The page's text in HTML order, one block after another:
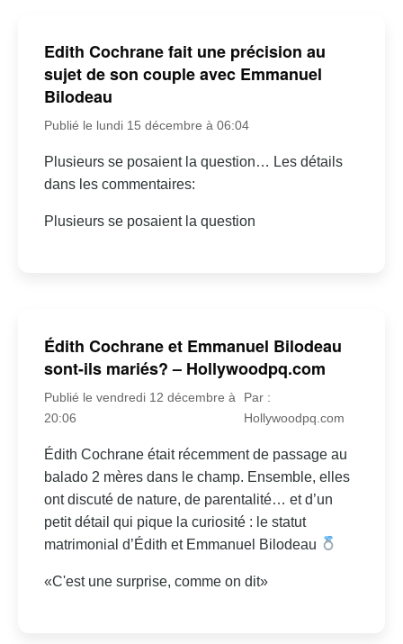
Edith Cochrane fait une précision au
sujet de son couple avec Emmanuel
Bilodeau
Publié le lundi 15 décembre à 06:04
Plusieurs se posaient la question… Les détails
dans les commentaires:
Plusieurs se posaient la question
Édith Cochrane et Emmanuel Bilodeau
sont-ils mariés? – Hollywoodpq.com
Publié le vendredi 12 décembre à
20:06
Par :
Hollywoodpq.com
Édith Cochrane était récemment de passage au
balado 2 mères dans le champ. Ensemble, elles
ont discuté de nature, de parentalité… et d’un
petit détail qui pique la curiosité : le statut
matrimonial d’Édith et Emmanuel Bilodeau
«C'est une surprise, comme on dit»